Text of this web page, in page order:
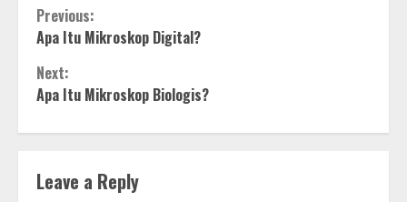
Continue
Reading
Previous:
Apa Itu Mikroskop Digital?
Next:
Apa Itu Mikroskop Biologis?
Leave a Reply